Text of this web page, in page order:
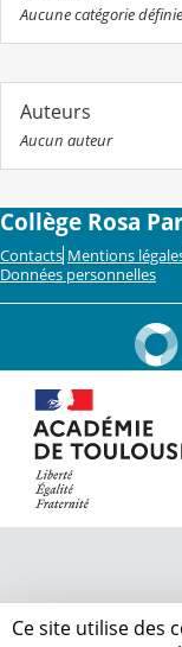
Aucune catégorie définie
Auteurs
Aucun auteur
Collège Rosa
Contacts Mentions
Données personnelles
Ce site utilise des